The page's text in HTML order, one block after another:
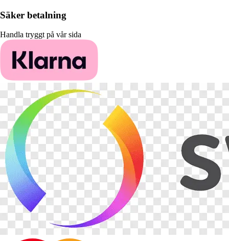
Säker betalning
Handla tryggt på vår sida